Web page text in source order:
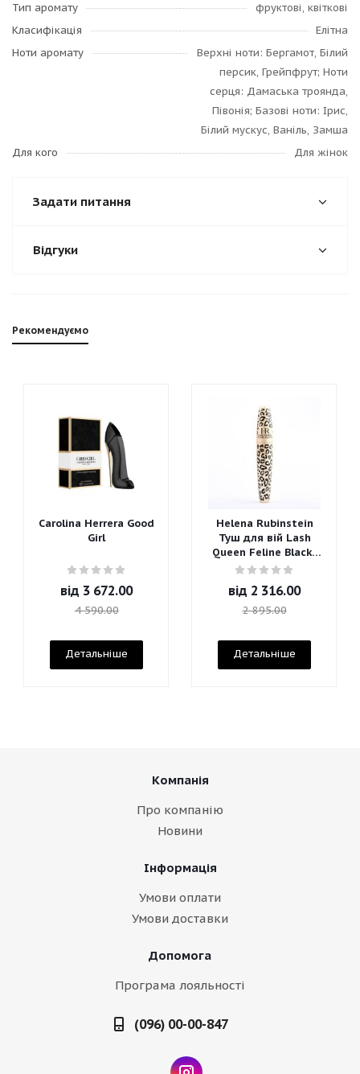
Тип аромату
фруктові, квіткові
Класифікація
Елітна
Ноти аромату
Верхні ноти: Бергамот, Білий
персик, Грейпфрут; Ноти
серця: Дамаська троянда,
Півонія; Базові ноти: Ірис,
Білий мускус, Ваніль, Замша
Для кого
Для жінок
Задати питання
Відгуки
Рекомендуємо
Carolina Herrera Good
Girl
від 3 672.00
4 590.00
Детальніше
Helena Rubinstein
Туш для вій Lash
Queen Feline Blacks
Mascara
від 2 316.00
2 895.00
Детальніше
Компанія
Про компанію
Новини
Інформація
Умови оплати
Умови доставки
Допомога
Програма лояльності
(096) 00-00-847